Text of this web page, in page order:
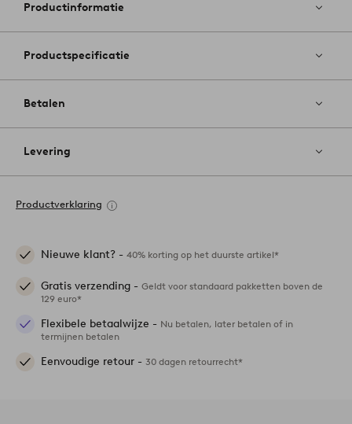
Productinformatie
Productspecificatie
Betalen
Levering
Productverklaring
Nieuwe klant? - 40% korting op het duurste artikel*
Gratis verzending - Geldt voor standaard pakketten boven de
129 euro*
Flexibele betaalwijze - Nu betalen, later betalen of in
termijnen betalen
Eenvoudige retour - 30 dagen retourrecht*